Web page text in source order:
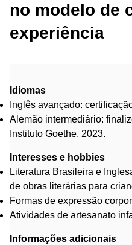
no modelo de
experiência
Idiomas
Inglês avançado:
Alemão intermediário:
Instituto Goethe, 2023.
Interesses e hobbies
Literatura Brasileira e
de obras literárias para
Formas de expressão
Atividades de artesanato
Informações adicionais